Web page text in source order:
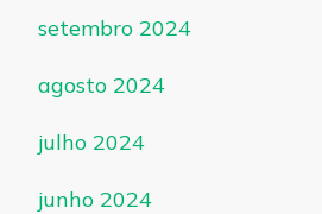
setembro 2024
agosto 2024
julho 2024
junho 2024